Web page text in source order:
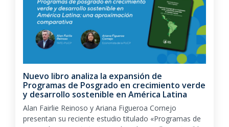
Nuevo libro analiza la expansión de
Programas de Posgrado en crecimiento verde
y desarrollo sostenible en América Latina
Alan Fairlie Reinoso y Ariana Figueroa Cornejo
presentan su reciente estudio titulado «Programas de